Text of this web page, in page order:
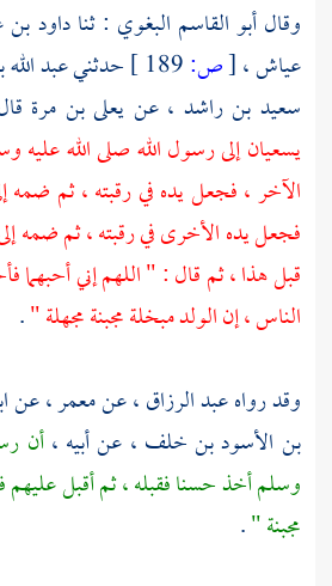
وقالأبو القاسم البغوي : ثناداود
عياش،[ص: حدثنيعبد
سعيد بن راشد ، عن يعلى بن مرة
يسعيان إلى رسول الله صلى الله عليه
الآخر ، فجعل يده في رقبته ، ثم ضمه
فجعل يده الأخرى في رقبته ، ثم ضمه
قبل هذا ، ثم قال : " اللهم إني أحبهما
الناس ، إن الولد مبخلة مجبنة مجهلة ".
وقد رواهعبد الرزاق، عنمعمر، عن
بن الأسود بن خلف ، عن أبيه ،أن
وسلم أخذحسنافقبله ، ثم أقبل
مجبنة ".